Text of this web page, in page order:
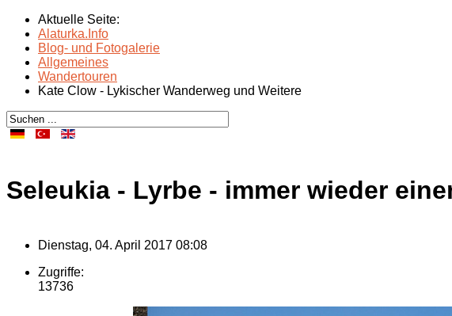
Aktuelle Seite:
Alaturka.Info
Blog- und Fotogalerie
Allgemeines
Wandertouren
Kate Clow - Lykischer Wanderweg und Weitere
Seleukia - Lyrbe - immer wieder
Dienstag, 04. April 2017 08:08
Zugriffe:
13736